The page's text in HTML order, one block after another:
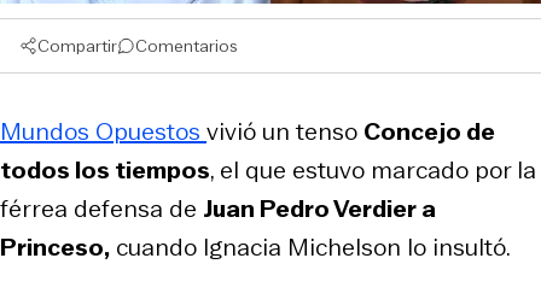
Compartir Comentarios
Mundos Opuestos vivió un tenso Concejo de
todos los tiempos, el que estuvo marcado por la
férrea defensa de Juan Pedro Verdier a
Princeso, cuando Ignacia Michelson lo insultó.